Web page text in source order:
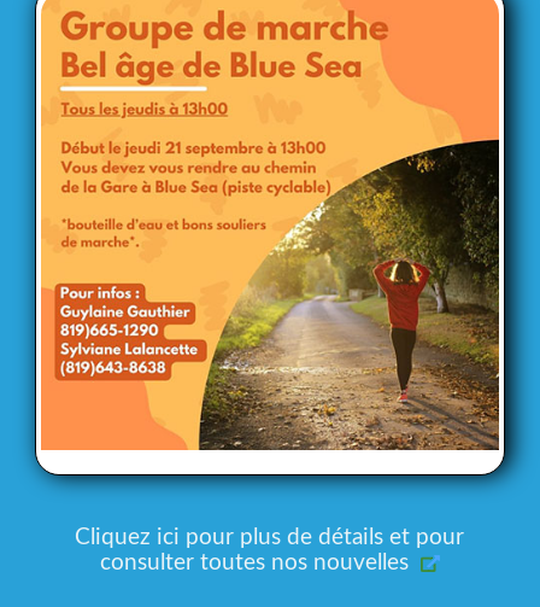
Cliquez ici pour plus de détails et pour
consulter toutes nos nouvelles